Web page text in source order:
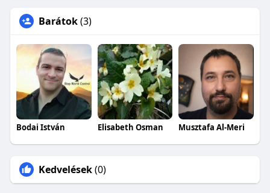
Barátok(3)
Bodai István Elisabeth Osman Musztafa Al-Meri
Kedvelések(0)